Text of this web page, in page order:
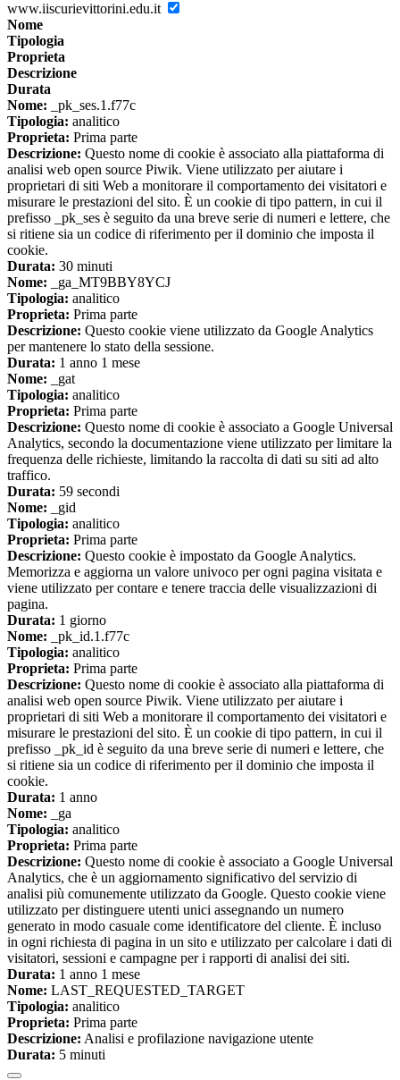
www.iiscurievittorini.edu.it
Nome
Tipologia
Proprieta
Descrizione
Durata
Nome: _pk_ses.1.f77c
Tipologia: analitico
Proprieta: Prima parte
Descrizione: Questo nome di cookie è associato alla piattaforma di
analisi web open source Piwik. Viene utilizzato per aiutare i
proprietari di siti Web a monitorare il comportamento dei visitatori e
misurare le prestazioni del sito. È un cookie di tipo pattern, in cui il
prefisso _pk_ses è seguito da una breve serie di numeri e lettere, che
si ritiene sia un codice di riferimento per il dominio che imposta il
cookie.
Durata: 30 minuti
Nome: _ga_MT9BBY8YCJ
Tipologia: analitico
Proprieta: Prima parte
Descrizione: Questo cookie viene utilizzato da Google Analytics
per mantenere lo stato della sessione.
Durata: 1 anno 1 mese
Nome: _gat
Tipologia: analitico
Proprieta: Prima parte
Descrizione: Questo nome di cookie è associato a Google Universal
Analytics, secondo la documentazione viene utilizzato per limitare la
frequenza delle richieste, limitando la raccolta di dati su siti ad alto
traffico.
Durata: 59 secondi
Nome: _gid
Tipologia: analitico
Proprieta: Prima parte
Descrizione: Questo cookie è impostato da Google Analytics.
Memorizza e aggiorna un valore univoco per ogni pagina visitata e
viene utilizzato per contare e tenere traccia delle visualizzazioni di
pagina.
Durata: 1 giorno
Nome: _pk_id.1.f77c
Tipologia: analitico
Proprieta: Prima parte
Descrizione: Questo nome di cookie è associato alla piattaforma di
analisi web open source Piwik. Viene utilizzato per aiutare i
proprietari di siti Web a monitorare il comportamento dei visitatori e
misurare le prestazioni del sito. È un cookie di tipo pattern, in cui il
prefisso _pk_id è seguito da una breve serie di numeri e lettere, che
si ritiene sia un codice di riferimento per il dominio che imposta il
cookie.
Durata: 1 anno
Nome: _ga
Tipologia: analitico
Proprieta: Prima parte
Descrizione: Questo nome di cookie è associato a Google Universal
Analytics, che è un aggiornamento significativo del servizio di
analisi più comunemente utilizzato da Google. Questo cookie viene
utilizzato per distinguere utenti unici assegnando un numero
generato in modo casuale come identificatore del cliente. È incluso
in ogni richiesta di pagina in un sito e utilizzato per calcolare i dati di
visitatori, sessioni e campagne per i rapporti di analisi dei siti.
Durata: 1 anno 1 mese
Nome: LAST_REQUESTED_TARGET
Tipologia: analitico
Proprieta: Prima parte
Descrizione: Analisi e profilazione navigazione utente
Durata: 5 minuti